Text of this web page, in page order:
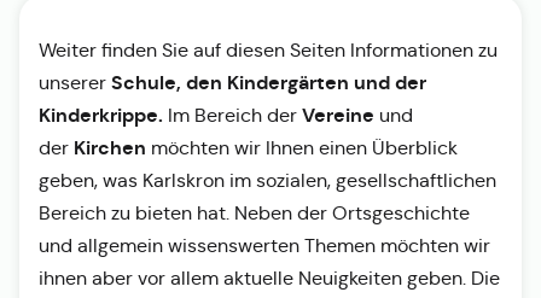
Weiter finden Sie auf diesen Seiten Informationen zu
unserer Schule, den Kindergärten und der
Kinderkrippe. Im Bereich der Vereine und
der Kirchen möchten wir Ihnen einen Überblick
geben, was Karlskron im sozialen, gesellschaftlichen
Bereich zu bieten hat. Neben der Ortsgeschichte
und allgemein wissenswerten Themen möchten wir
ihnen aber vor allem aktuelle Neuigkeiten geben. Die